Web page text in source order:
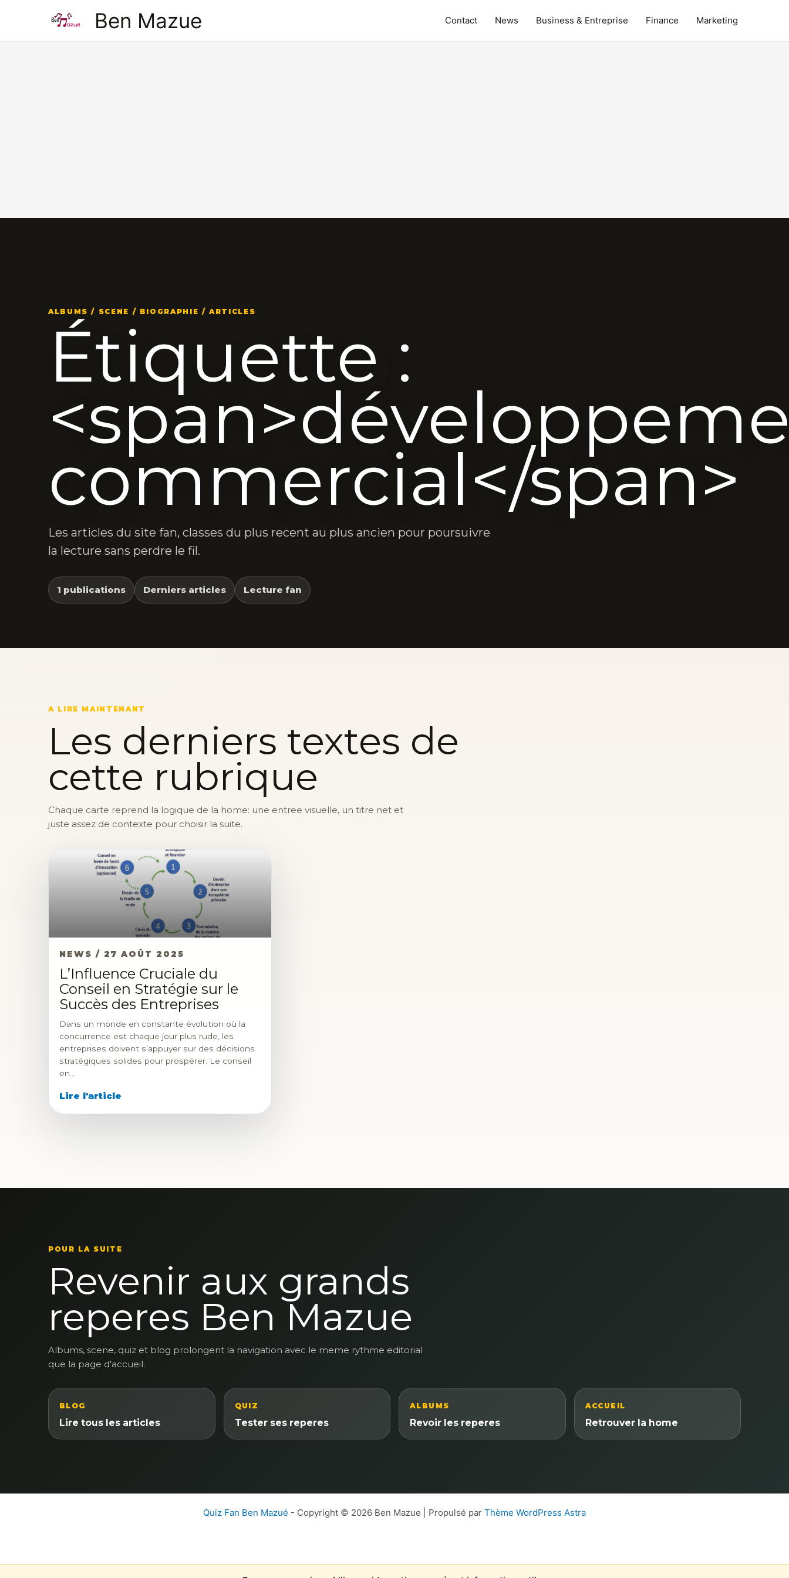
Ben Mazue Contact News Business & Entreprise Finance Marketing
ALBUMS / SCENE / BIOGRAPHIE / ARTICLES
Étiquette :
commercial</span>
Les articles du site fan, classes du plus recent au plus ancien pour poursuivre
la lecture sans perdre le fil.
1 publications Derniers articles Lecture fan
A LIRE MAINTENANT
Les derniers textes de
cette rubrique
Chaque carte reprend la logique de la home: une entree visuelle, un titre net et
juste assez de contexte pour choisir la suite.
NEWS / 27 AOÛT 2025
L’Influence Cruciale du
Conseil en Stratégie sur le
Succès des Entreprises
Dans un monde en constante évolution où la
concurrence est chaque jour plus rude, les
entreprises doivent s’appuyer sur des décisions
stratégiques solides pour prospérer. Le conseil
en…
Lire l'article
POUR LA SUITE
Revenir aux grands
reperes Ben Mazue
Albums, scene, quiz et blog prolongent la navigation avec le meme rythme editorial
que la page d'accueil.
BLOG
Lire tous les articles
QUIZ
Tester ses reperes
ALBUMS
Revoir les reperes
ACCUEIL
Retrouver la home
Quiz Fan Ben Mazué - Copyright © 2026 Ben Mazue | Propulsé par Thème WordPress Astra